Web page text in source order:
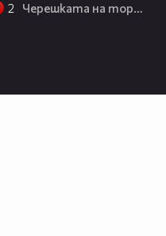
2 Черешката на тортата